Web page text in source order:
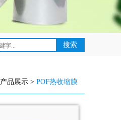
产品展示 > POF热收缩膜